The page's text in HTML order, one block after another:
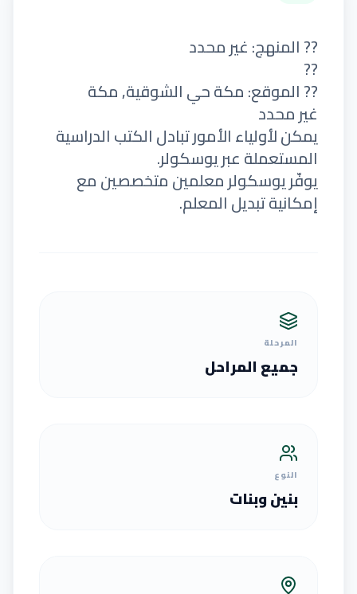
?? المنهج: غير محدد
??
?? الموقع: مكة حي الشوقية, مكة
غير محدد
يمكن لأولياء الأمور تبادل الكتب الدراسية
المستعملة عبر يوسكولر.
يوفّر يوسكولر معلمين متخصصين مع
إمكانية تبديل المعلم.
المرحلة
جميع المراحل
النوع
بنين وبنات